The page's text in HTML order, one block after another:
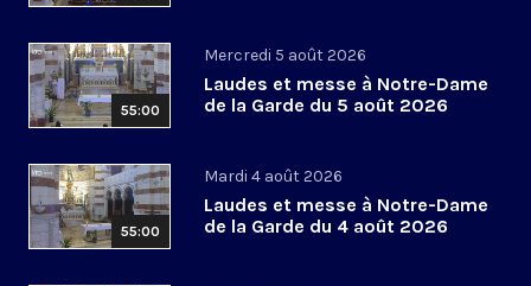
55:00
Mercredi 5 août 2026
Laudes et messe à Notre-Dame
de la Garde du 5 août 2026
55:00
Mardi 4 août 2026
Laudes et messe à Notre-Dame
de la Garde du 4 août 2026